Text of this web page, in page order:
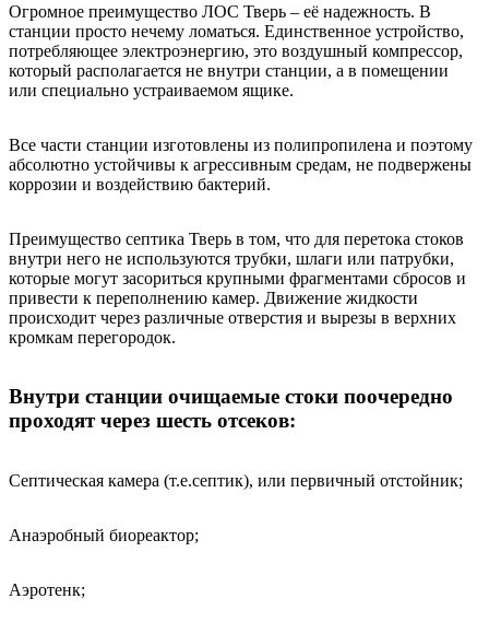
Огромное преимущество ЛОС Тверь – её надежность. В
станции просто нечему ломаться. Единственное устройство,
потребляющее электроэнергию, это воздушный компрессор,
который располагается не внутри станции, а в помещении
или специально устраиваемом ящике.
Все части станции изготовлены из полипропилена и поэтому
абсолютно устойчивы к агрессивным средам, не подвержены
коррозии и воздействию бактерий.
Преимущество септика Тверь в том, что для перетока стоков
внутри него не используются трубки, шлаги или патрубки,
которые могут засориться крупными фрагментами сбросов и
привести к переполнению камер. Движение жидкости
происходит через различные отверстия и вырезы в верхних
кромкам перегородок.
Внутри станции очищаемые стоки поочередно
проходят через шесть отсеков:
Септическая камера (т.е.септик), или первичный отстойник;
Анаэробный биореактор;
Аэротенк;